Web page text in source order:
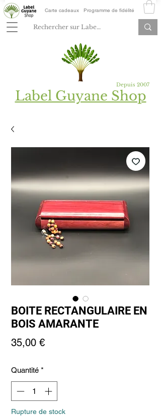
Carte cadeaux Programme de fidélité
Depuis 2007
Label Guyane Shop
BOITE RECTANGULAIRE EN
BOIS AMARANTE
35,00 €Prix
Quantité *
Rupture de stock